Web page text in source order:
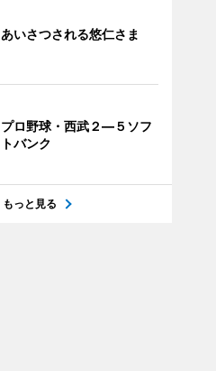
あいさつされる悠仁さま
プロ野球・西武２―５ソフ
トバンク
もっと見る